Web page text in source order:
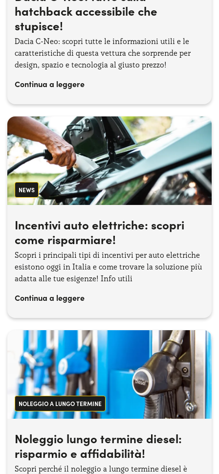
hatchback accessibile che
stupisce!
Dacia C-Neo: scopri tutte le informazioni utili e le
caratteristiche di questa vettura che sorprende per
design, spazio e tecnologia al giusto prezzo!
Continua a leggere
NEWS
Incentivi auto elettriche​: scopri
come risparmiare!
Scopri i principali tipi di incentivi per auto elettriche
esistono oggi in Italia e come trovare la soluzione più
adatta alle tue esigenze! Info utili
Continua a leggere
NOLEGGIO A LUNGO TERMINE
Noleggio lungo termine diesel:
risparmio e affidabilità!
Scopri perché il noleggio a lungo termine diesel è